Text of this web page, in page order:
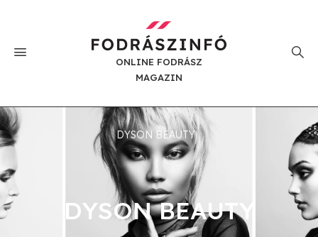
ONLINE FODRÁSZ
MAGAZIN
DYSON BEAUTY
DYSON BEAUTY